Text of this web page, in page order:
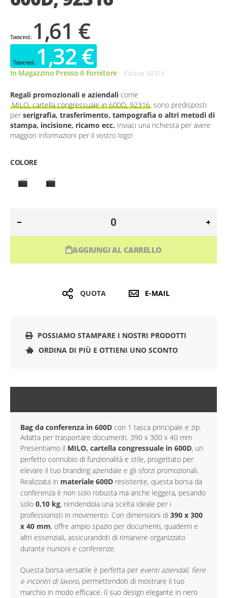
1,61 €
1,32 €
In Magazzino Presso Il Fornitore Codice 92316
Regali promozionali e aziendali come
MILO, cartella congressuale in 600D, 92316 sono predisposti
per serigrafia, trasferimento, tampografia o altri metodi di
stampa, incisione, ricamo ecc. Inviaci una richiesta per avere
maggiori informazioni per il vostro logo!
COLORE
AGGIUNGI AL CARRELLO
QUOTA E-MAIL
POSSIAMO STAMPARE I NOSTRI PRODOTTI
ORDINA DI PIÙ E OTTIENI UNO SCONTO
Bag da conferenza in 600D con 1 tasca principale e zip.
Adatta per trasportare documenti. 390 x 300 x 40 mm
Presentiamo il MILO, cartella congressuale in 600D, un
perfetto connubio di funzionalità e stile, progettato per
elevare il tuo branding aziendale e gli sforzi promozionali.
Realizzata in materiale 600D resistente, questa borsa da
conferenza è non solo robusta ma anche leggera, pesando
solo 0,10 kg, rendendola una scelta ideale per i
professionisti in movimento. Con dimensioni di 390 x 300
x 40 mm, offre ampio spazio per documenti, quaderni e
altri essenziali, assicurandoti di rimanere organizzato
durante riunioni e conferenze.
Questa borsa versatile è perfetta per eventi aziendali, fiere
e incontri di lavoro, permettendoti di mostrare il tuo
marchio in modo efficace. Il suo design elegante in nero